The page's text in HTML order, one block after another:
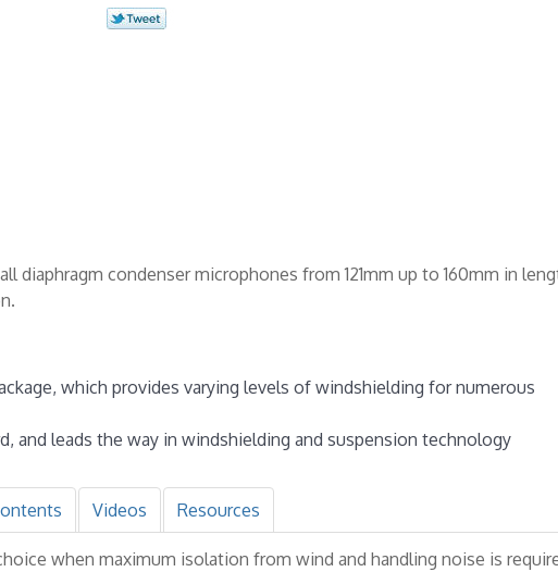
diaphragm condenser microphones from 121mm up to 160mm in
which provides varying levels of windshielding for numerous
and leads the way in windshielding and suspension technology
Videos Resources
when maximum isolation from wind and handling noise is